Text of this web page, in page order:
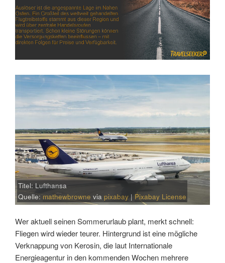
Titel: Lufthansa
Quelle: mathewbrowne viapixabay | Pixabay License
Wer aktuell seinen Sommerurlaub plant, merkt schnell:
Fliegen wird wieder teurer. Hintergrund ist eine mögliche
Verknappung von Kerosin, die laut Internationale
Energieagentur in den kommenden Wochen mehrere